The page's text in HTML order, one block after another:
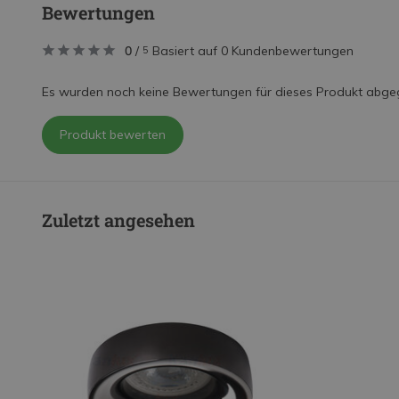
Bewertungen
0 / 5 Basiert auf 0 Kundenbewertungen
Es wurden noch keine Bewertungen für dieses Produkt
Produkt bewerten
Zuletzt angesehen